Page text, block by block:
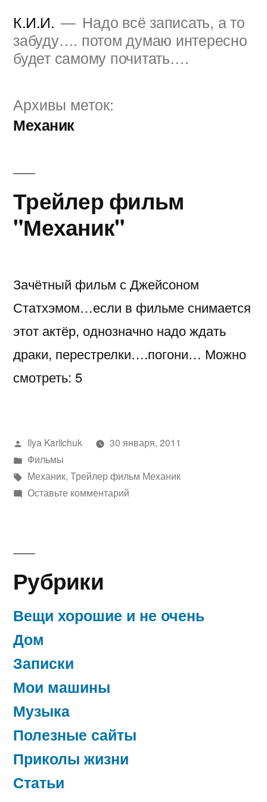
содержимому
К.И.И.
Надо всё записать, а то
забуду…. потом думаю интересно
будет самому почитать….
Архивы меток:
Механик
Трейлер фильм
"Механик"
Зачётный фильм с Джейсоном
Статхэмом…если в фильме снимается
этот актёр, однозначно надо ждать
драки, перестрелки….погони… Можно
смотреть: 5
Написано
автором
Ilya Karlichuk
30 января, 2011
Написано
в
Фильмы
Метки:
Механик, Трейлер фильм Механик
Оставьте комментарийк
Рубрики
Вещи хорошие и не очень
Дом
Записки
Мои машины
Музыка
Полезные сайты
Приколы жизни
Статьи